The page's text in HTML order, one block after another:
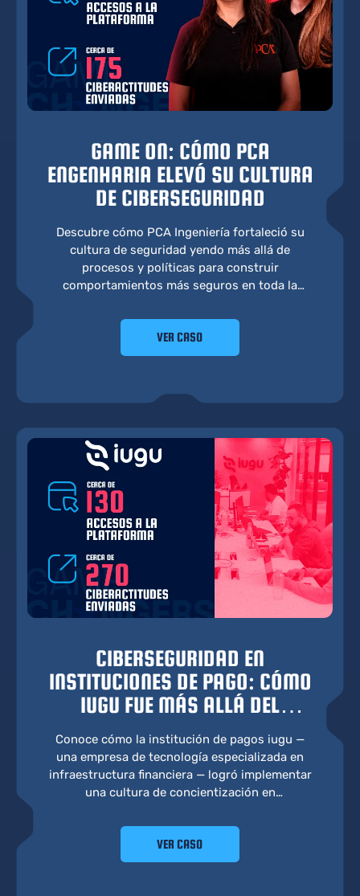
GAME ON: CÓMO PCA
ENGENHARIA ELEVÓ SU CULTURA
DE CIBERSEGURIDAD
Descubre cómo PCA Ingeniería fortaleció su
cultura de seguridad yendo más allá de
procesos y políticas para construir
comportamientos más seguros en toda la
VER CASO
CIBERSEGURIDAD EN
INSTITUCIONES DE PAGO: CÓMO
IUGU FUE MÁS ALLÁ DEL
COMPLIANCE CON
GAMIFICACIÓN
Conoce cómo la institución de pagos iugu —
una empresa de tecnología especializada en
infraestructura financiera — logró implementar
una cultura de concientización en
y se convirtió en parte del ADN de la empresa.
VER CASO